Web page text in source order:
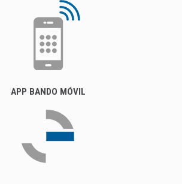
APP BANDO MÓVIL